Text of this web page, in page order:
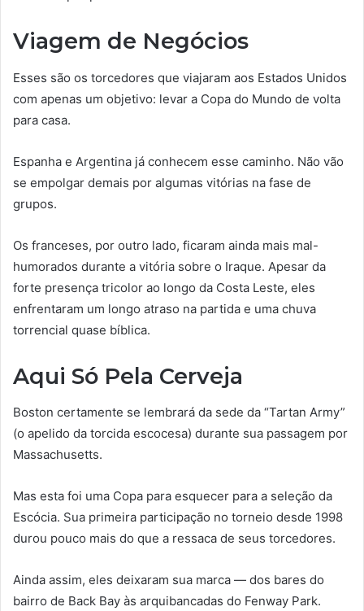
Viagem de Negócios
Esses são os torcedores que viajaram aos Estados Unidos
com apenas um objetivo: levar a Copa do Mundo de volta
para casa.
Espanha e Argentina já conhecem esse caminho. Não vão
se empolgar demais por algumas vitórias na fase de
grupos.
Os franceses, por outro lado, ficaram ainda mais mal-
humorados durante a vitória sobre o Iraque. Apesar da
forte presença tricolor ao longo da Costa Leste, eles
enfrentaram um longo atraso na partida e uma chuva
torrencial quase bíblica.
Aqui Só Pela Cerveja
Boston certamente se lembrará da sede da “Tartan Army”
(o apelido da torcida escocesa) durante sua passagem por
Massachusetts.
Mas esta foi uma Copa para esquecer para a seleção da
Escócia. Sua primeira participação no torneio desde 1998
durou pouco mais do que a ressaca de seus torcedores.
Ainda assim, eles deixaram sua marca — dos bares do
bairro de Back Bay às arquibancadas do Fenway Park.